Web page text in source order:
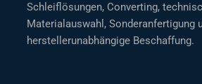
Schleiflösungen, Converting,
Materialauswahl, Sonderanfertigung
herstellerunabhängige Beschaffung.